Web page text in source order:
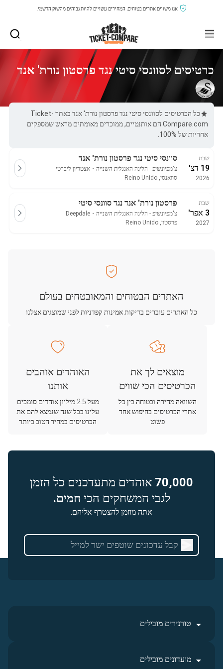
אנו משווים אתרים בטוחים, המחירים עשויים להיות גבוהים מהשוק הרשמי.
כרטיסים לסוונסי סיטי נגד פרסטון נורת' אנד
כל הכרטיסים לסוונסי סיטי נגד פרסטון נורת' אנד באתר Ticket-
Compare.com הם אותנטיים, ממוכרים מאומתים מראש שמספקים
אחריות של 100%.
שבת
19 דצ'
2026
סוונסי סיטי נגד פרסטון נורת' אנד
צ'מפיונשיפ - הליגה האנגלית השנייה ・ אצטדיון ליברטי
סוואנסי, Reino Unido
שבת
3 אפר'
2027
פרסטון נורת' אנד נגד סוונסי סיטי
צ'מפיונשיפ - הליגה האנגלית השנייה ・
Deepdale
פרסטון, Reino Unido
האתרים הבטוחים והמאובטחים בעולם
כל האתרים עוברים בדיקות אמינות קפדניות לפני שמוצגים אצלנו
מוצאים לך את
הכרטיסים הכי שווים
השוואה מהירה ובטוחה בין כל
אתרי הכרטיסים בחיפוש אחד
פשוט
האוהדים אוהבים
אותנו
מעל 2.5 מיליון אוהדים סומכים
עלינו בכל שנה שנמצא להם את
הכרטיסים במחיר הטוב ביותר
70,000 אוהדים מתעדכנים כל הזמן
לגבי המשחקים הכי חמים.
אתה מוזמן להצטרף אליהם.
טורנירים מובילים
מועדונים מובילים